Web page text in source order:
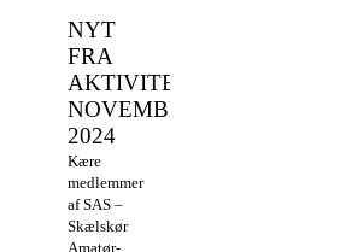
NYT
FRA
AKTIVITETSUDVALGET
NOVEMBER
2024
Kære
medlemmer
af SAS –
Skælskør
Amatør-